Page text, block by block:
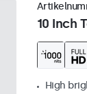
10 Inch
High